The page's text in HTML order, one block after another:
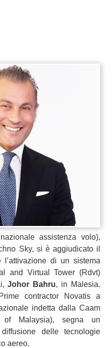
assistenza volo),
Sky, si è aggiudicato il
di un sistema
and Virtual Tower (Rdvt)
Johor Bahru, in Malesia.
contractor Novatis a
indetta dalla Caam
of Malaysia), segna un
delle tecnologie
aereo.